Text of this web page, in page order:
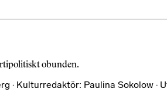
obunden.
· Kulturredaktör: Paulina Sokolow ·